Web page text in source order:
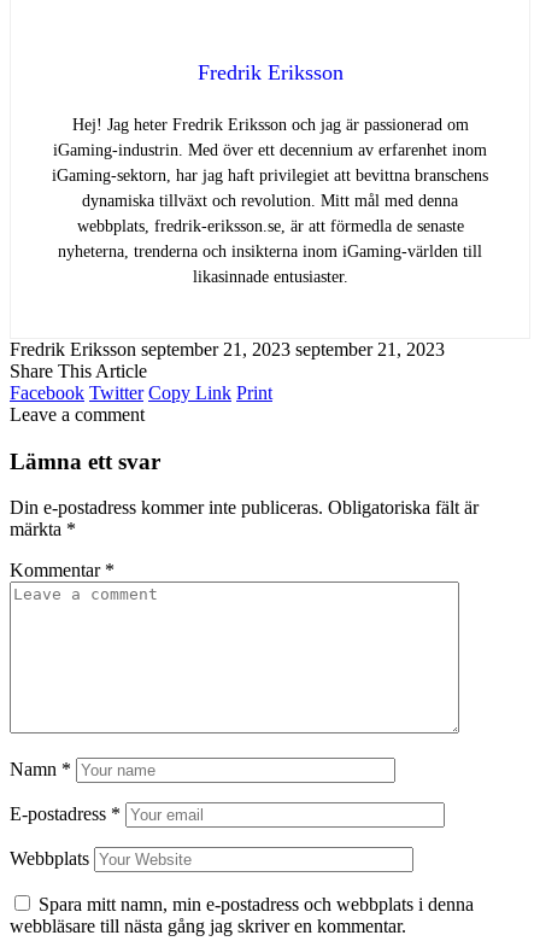
Fredrik Eriksson
Hej! Jag heter Fredrik Eriksson och jag är passionerad om
iGaming-industrin. Med över ett decennium av erfarenhet inom
iGaming-sektorn, har jag haft privilegiet att bevittna branschens
dynamiska tillväxt och revolution. Mitt mål med denna
webbplats, fredrik-eriksson.se, är att förmedla de senaste
nyheterna, trenderna och insikterna inom iGaming-världen till
likasinnade entusiaster.
Fredrik Eriksson september 21, 2023 september 21, 2023
Share This Article
Facebook Twitter Copy Link Print
Leave a comment
Lämna ett svar
Din e-postadress kommer inte publiceras. Obligatoriska fält är
märkta *
Kommentar *
Namn *
E-postadress *
Webbplats
Spara mitt namn, min e-postadress och webbplats i denna
webbläsare till nästa gång jag skriver en kommentar.